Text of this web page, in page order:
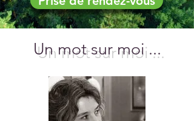
Un mot sur moi ...